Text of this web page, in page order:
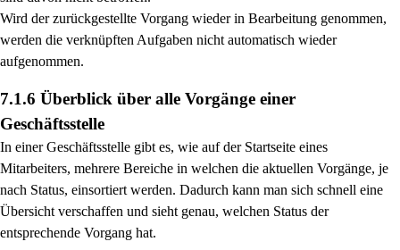
Wird der zurückgestellte Vorgang wieder in Bearbeitung genommen,
werden die verknüpften Aufgaben nicht automatisch wieder
aufgenommen.
7.1.6 Überblick über alle Vorgänge einer
Geschäftsstelle
In einer Geschäftsstelle gibt es, wie auf der Startseite eines
Mitarbeiters, mehrere Bereiche in welchen die aktuellen Vorgänge, je
nach Status, einsortiert werden. Dadurch kann man sich schnell eine
Übersicht verschaffen und sieht genau, welchen Status der
entsprechende Vorgang hat.